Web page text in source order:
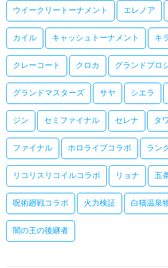
ウイークリートーナメント エレノア
カイル キャッシュトーナメント キ
クレーコート クロカ グランドプロ
グランドマスターズ サヤ シエラ
ジン セミファイナル セレナ タ
ファイナル ホロライブコラボ ラン
リコリスリコイルコラボ リョナ 五
呪術廻戦コラボ 火力検証 白猫温泉
闇の王の後継者